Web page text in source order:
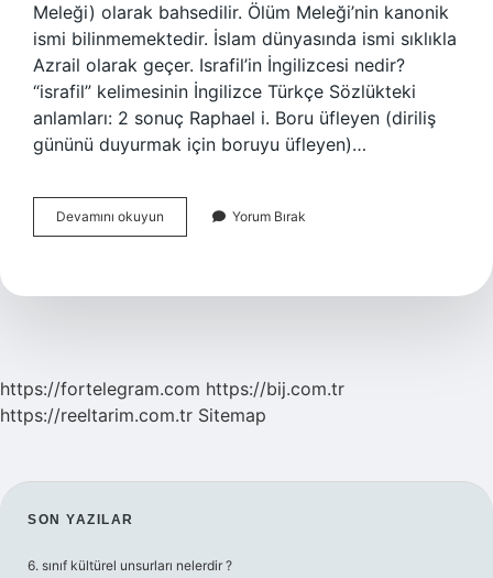
Meleği) olarak bahsedilir. Ölüm Meleği’nin kanonik
ismi bilinmemektedir. İslam dünyasında ismi sıklıkla
Azrail olarak geçer. Israfil’in İngilizcesi nedir?
“israfil” kelimesinin İngilizce Türkçe Sözlükteki
anlamları: 2 sonuç Raphael i. Boru üfleyen (diriliş
gününü duyurmak için boruyu üfleyen)…
Devamını okuyun
Ingilizce
Yorum Bırak
https://fortelegram.com https://bij.com.tr
https://reeltarim.com.tr Sitemap
SIDEBAR
SON YAZILAR
6. sınıf kültürel unsurları nelerdir ?